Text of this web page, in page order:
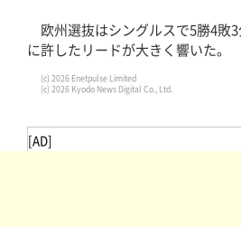
欧州選抜はシングルスで5勝4敗
に許したリードが大きく響いた。
(c) 2026 Enetpulse Limited
(c) 2026 Kyodo News Digital Co., Ltd.
[AD]